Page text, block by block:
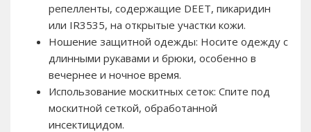
репелленты, содержащие DEET, пикаридин
или IR3535, на открытые участки кожи.
Ношение защитной одежды: Носите одежду с
длинными рукавами и брюки, особенно в
вечернее и ночное время.
Использование москитных сеток: Спите под
москитной сеткой, обработанной
инсектицидом.